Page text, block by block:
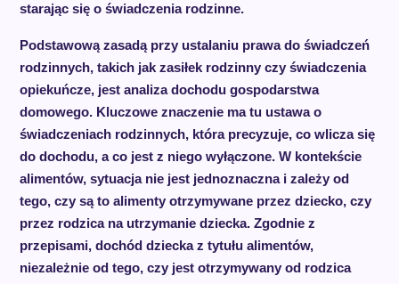
starając się o świadczenia rodzinne.
Podstawową zasadą przy ustalaniu prawa do świadczeń
rodzinnych, takich jak zasiłek rodzinny czy świadczenia
opiekuńcze, jest analiza dochodu gospodarstwa
domowego. Kluczowe znaczenie ma tu ustawa o
świadczeniach rodzinnych, która precyzuje, co wlicza się
do dochodu, a co jest z niego wyłączone. W kontekście
alimentów, sytuacja nie jest jednoznaczna i zależy od
tego, czy są to alimenty otrzymywane przez dziecko, czy
przez rodzica na utrzymanie dziecka. Zgodnie z
przepisami, dochód dziecka z tytułu alimentów,
niezależnie od tego, czy jest otrzymywany od rodzica